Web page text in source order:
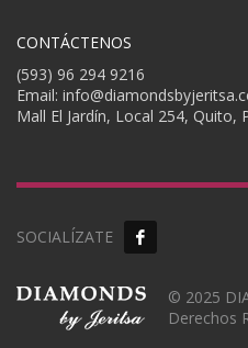
CONTÁCTENOS
(593) 96 294 9216
Email:
Mall El Jardín, Local 254, Quito,
SOCIALÍZATE
© 2025
Derechos